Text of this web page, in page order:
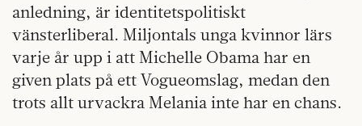
anledning, är identitetspolitiskt
vänsterliberal. Miljontals unga kvinnor lärs
varje år upp i att Michelle Obama har en
given plats på ett Vogueomslag, medan den
trots allt urvackra Melania inte har en chans.